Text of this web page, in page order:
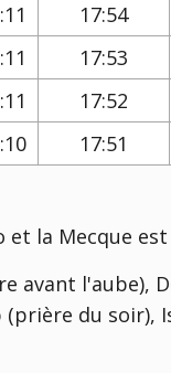
17:54
17:53
17:52
17:51
la Mecque est
avant l'aube),
du soir),